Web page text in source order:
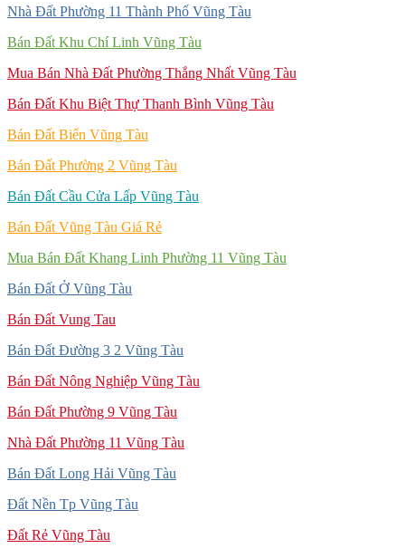
Nhà Đất Phường 11 Thành Phố Vũng Tàu
Bán Đất Khu Chí Linh Vũng Tàu
Mua Bán Nhà Đất Phường Thắng Nhất Vũng Tàu
Bán Đất Khu Biệt Thự Thanh Bình Vũng Tàu
Bán Đất Biển Vũng Tàu
Bán Đất Phường 2 Vũng Tàu
Bán Đất Cầu Cửa Lấp Vũng Tàu
Bán Đất Vũng Tàu Giá Rẻ
Mua Bán Đất Khang Linh Phường 11 Vũng Tàu
Bán Đất Ở Vũng Tàu
Bán Đất Vung Tau
Bán Đất Đường 3 2 Vũng Tàu
Bán Đất Nông Nghiệp Vũng Tàu
Bán Đất Phường 9 Vũng Tàu
Nhà Đất Phường 11 Vũng Tàu
Bán Đất Long Hải Vũng Tàu
Đất Nền Tp Vũng Tàu
Đất Rẻ Vũng Tàu